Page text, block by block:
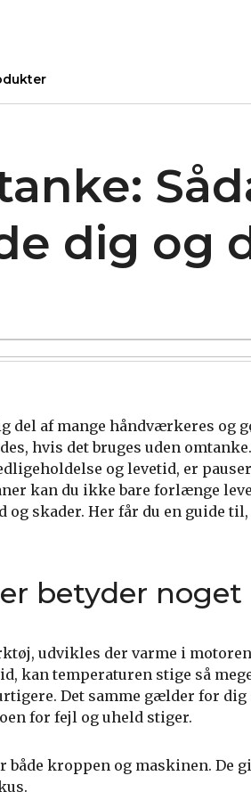
dig og
af mange håndværkeres og
hvis det bruges uden
og levetid, er
kan du ikke bare forlænge
skader. Her får du en guide
betyder noget
udvikles der varme i
kan temperaturen stige så
Det samme gælder for dig
for fejl og uheld stiger.
både kroppen og maskinen. De